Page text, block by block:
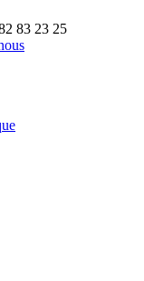
83 23 25